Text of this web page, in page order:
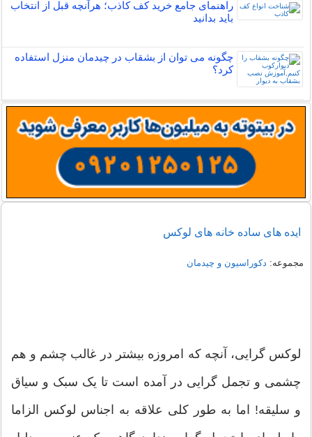
راهنمای جامع خرید کف کاذب؛ هرآنچه قبل از انتخاب
باید بدانید
چگونه می توان از بشقاب در چیدمان منزل استفاده
کرد؟
ایده های ساده خانه های لوکس
مجموعه: دکوراسیون و چیدمان
لوکس گرایی، آنچه که امروزه بیشتر در غالب چشم و هم
چشمی و تجمل گرایی در آمده است تا یک سبک و سیاق
و سلیقه! اما به طور کلی علاقه به اجناس لوکس الزاما